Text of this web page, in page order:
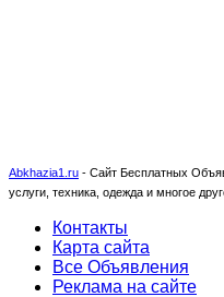
Abkhazia1.ru - Сайт Бесплатных
услуги, техника, одежда и многое
Контакты
Карта сайта
Все Объявления
Реклама на сайте